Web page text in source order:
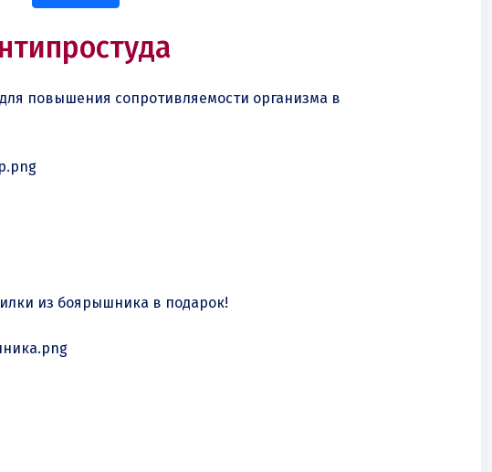
повышения сопротивляемости организма в
из боярышника в подарок!